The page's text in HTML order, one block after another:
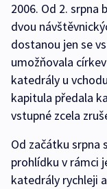
2006. Od 2.
dvou
dostanou jen se
umožňovala
katedrály u
kapitula předala
vstupné zcela
Od začátku srpna
prohlídku v rámci
katedrály rychleji